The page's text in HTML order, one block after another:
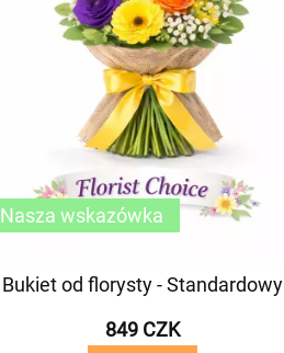
Bukiet od florysty - Standardowy
849 CZK
Nasza wskazówka